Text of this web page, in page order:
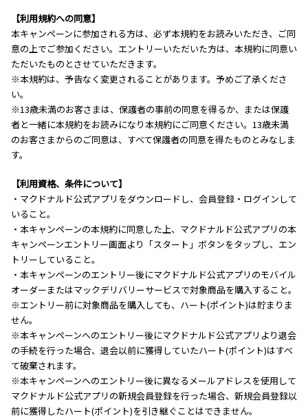
【利用規約への同意】
本キャンペーンに参加される方は、必ず本規約をお読みいただき、ご同
意の上でご参加ください。エントリーいただいた方は、本規約に同意い
ただいたものとさせていただきます。
※本規約は、予告なく変更されることがあります。予めご了承くださ
い。
※13歳未満のお客さまは、保護者の事前の同意を得るか、または保護
者と一緒に本規約をお読みになり本規約にご同意ください。13歳未満
のお客さまからのご同意は、すべて保護者の同意を得たものとみなしま
す。
【利用資格、条件について】
・マクドナルド公式アプリをダウンロードし、会員登録・ログインして
いること。
・本キャンペーンの本規約に同意した上、マクドナルド公式アプリの本
キャンペーンエントリー画面より「スタート」ボタンをタップし、エン
トリーしていること。
・本キャンペーンのエントリー後にマクドナルド公式アプリのモバイル
オーダーまたはマックデリバリーサービスで対象商品を購入すること。
※エントリー前に対象商品を購入しても、ハート(ポイント)は貯まりま
せん。
※本キャンペーンへのエントリー後にマクドナルド公式アプリより退会
の手続を行った場合、退会以前に獲得していたハート(ポイント)はすべ
て破棄されます。
※本キャンペーンへのエントリー後に異なるメールアドレスを使用して
マクドナルド公式アプリの新規会員登録を行った場合、新規会員登録以
前に獲得したハート(ポイント)を引き継ぐことはできません。